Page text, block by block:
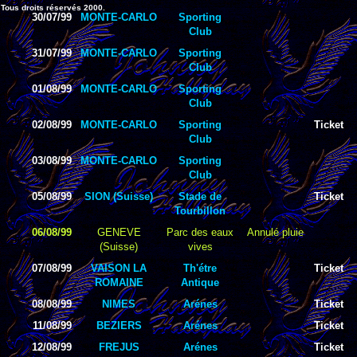
Tous droits réservés 2000.
30/07/99 MONTE-CARLO
Sporting
Club
31/07/99
MONTE-CARLO
Sporting
Club
01/08/99
MONTE-CARLO
Sporting
Club
02/08/99
MONTE-CARLO
Sporting
Club
Ticket
03/08/99 MONTE-CARLO
Sporting
Club
05/08/99
SION (Suisse)
Stade de
Tourbillon
Ticket
06/08/99
GENEVE
(Suisse)
Parc des eaux
vives
Annulé pluie
07/08/99
VAISON LA
ROMAINE
Th'étre
Antique
Ticket
08/08/99 NIMES Arénes
Ticket
11/08/99
BEZIERS Arénes
Ticket
12/08/99
FREJUS Arénes Ticket